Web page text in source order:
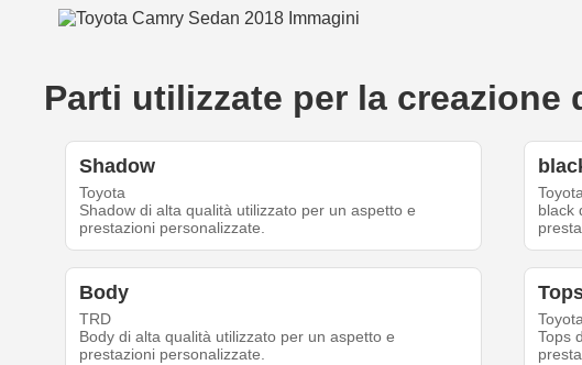
Parti utilizzate per la creazione
Shadow
Toyota
Shadow di alta qualità utilizzato per un aspetto e
prestazioni personalizzate.
Toyota
black
Body
TRD
Body di alta qualità utilizzato per un aspetto e
prestazioni personalizzate.
Tops